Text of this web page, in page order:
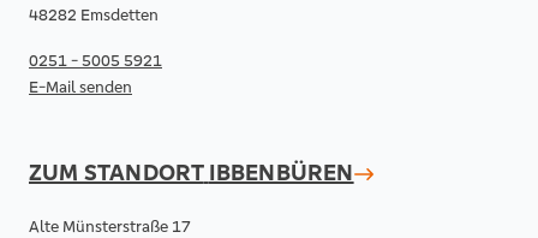
48282 Emsdetten
0251 - 5005 5921
E-Mail senden
ZUM STANDORT IBBENBÜREN
Alte Münsterstraße 17